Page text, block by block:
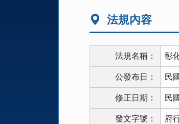
法規內容
法規名稱： 彰
公發布日： 民
修正日期： 民
發文字號： 府